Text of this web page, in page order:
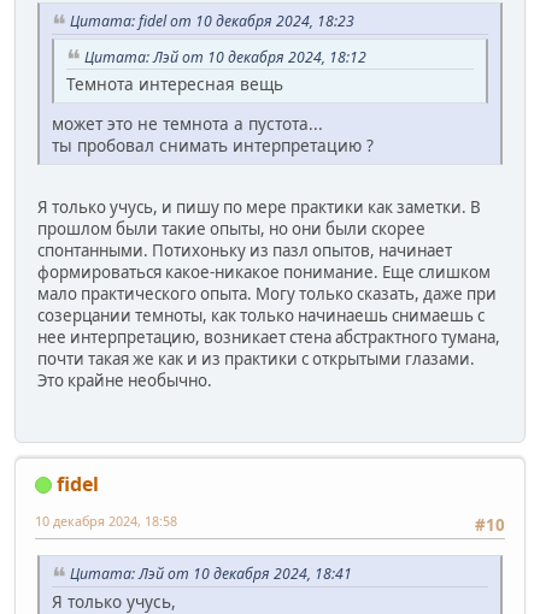
Цитата: fidel от 10 декабря 2024, 18:23
Цитата: Лэй от 10 декабря 2024, 18:12
Темнота интересная вещь
может это не темнота а пустота...
ты пробовал снимать интерпретацию ?
Я только учусь, и пишу по мере практики как заметки. В
прошлом были такие опыты, но они были скорее
спонтанными. Потихоньку из пазл опытов, начинает
формироваться какое-никакое понимание. Еще слишком
мало практического опыта. Могу только сказать, даже при
созерцании темноты, как только начинаешь снимаешь с
нее интерпретацию, возникает стена абстрактного тумана,
почти такая же как и из практики с открытыми глазами.
Это крайне необычно.
fidel
#10
10 декабря 2024, 18:58
Цитата: Лэй от 10 декабря 2024, 18:41
Я только учусь,